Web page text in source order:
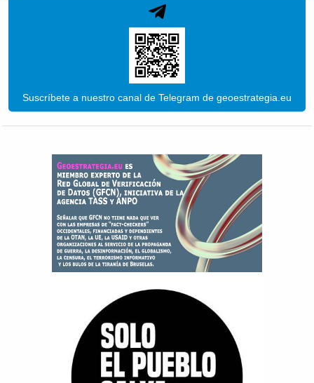
Suscríbete a nuestro canal de Telegram de geoestrategia.eu